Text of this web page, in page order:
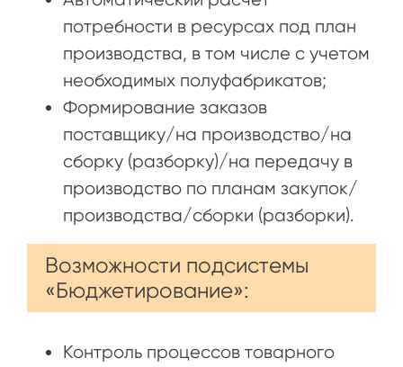
потребности в ресурсах под план
производства, в том числе с учетом
необходимых полуфабрикатов;
Формирование заказов
поставщику/на производство/на
сборку (разборку)/на передачу в
производство по планам закупок/
производства/сборки (разборки).
Возможности подсистемы
«Бюджетирование»:
Контроль процессов товарного